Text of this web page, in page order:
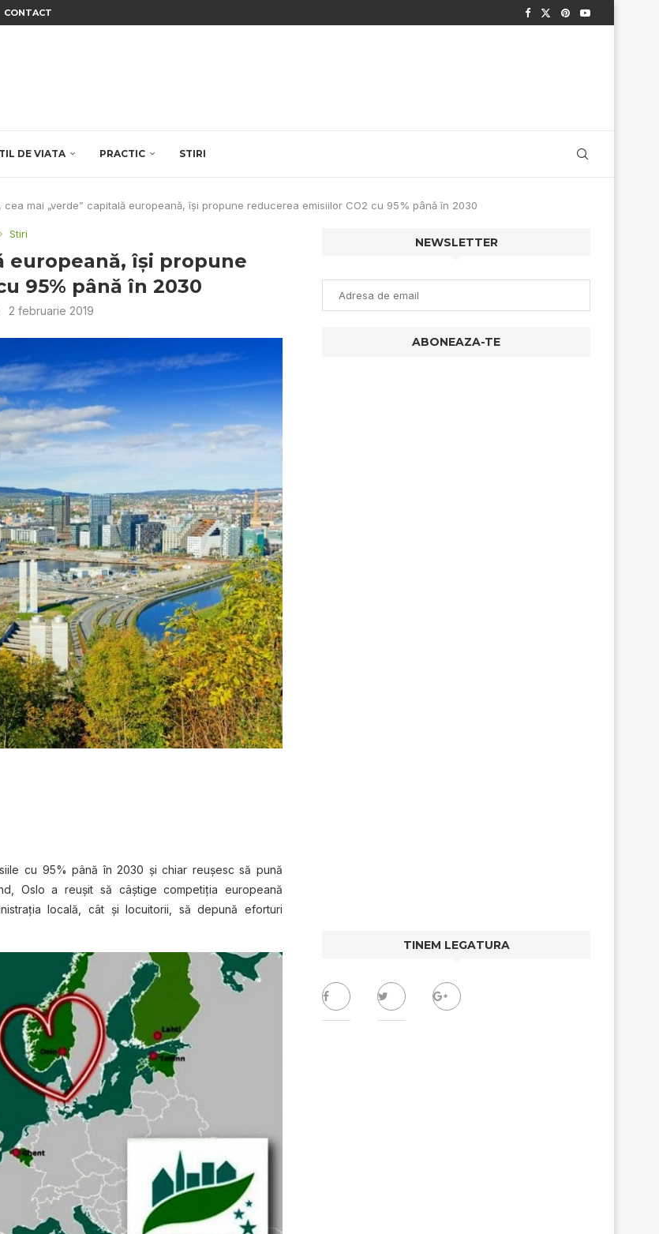
CONTACT
DE VIATA PRACTIC STIRI
cea mai „verde” capitală europeană, îşi propune reducerea emisiilor CO2 cu 95% până în 2030
Stiri
europeană, îşi propune
95% până în 2030
2 februarie 2019
cu 95% până în 2030 şi chiar reuşesc să pună
Oslo a reuşit să câştige competiţia europeană
locală, cât şi locuitorii, să depună eforturi
NEWSLETTER
TINEM LEGATURA